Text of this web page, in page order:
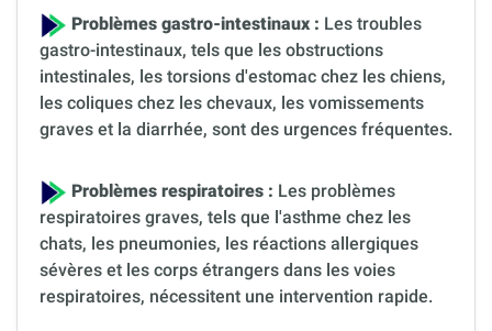
Problèmes gastro-intestinaux : Les troubles
gastro-intestinaux, tels que les obstructions
intestinales, les torsions d'estomac chez les chiens,
les coliques chez les chevaux, les vomissements
graves et la diarrhée, sont des urgences fréquentes.
Problèmes respiratoires : Les problèmes
respiratoires graves, tels que l'asthme chez les
chats, les pneumonies, les réactions allergiques
sévères et les corps étrangers dans les voies
respiratoires, nécessitent une intervention rapide.